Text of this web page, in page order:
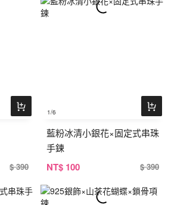
$ 390
1/6
藍粉冰清小銀花×固定式串珠
手鍊
NT$ 100 $ 390